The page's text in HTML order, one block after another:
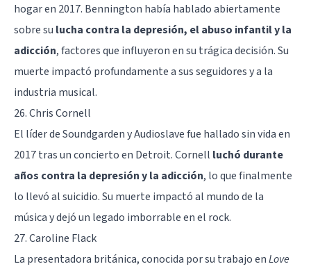
hogar en 2017. Bennington había hablado abiertamente
sobre su lucha contra la depresión, el abuso infantil y la
adicción, factores que influyeron en su trágica decisión. Su
muerte impactó profundamente a sus seguidores y a la
industria musical.
26. Chris Cornell
El líder de Soundgarden y Audioslave fue hallado sin vida en
2017 tras un concierto en Detroit. Cornell luchó durante
años contra la depresión y la adicción, lo que finalmente
lo llevó al suicidio. Su muerte impactó al mundo de la
música y dejó un legado imborrable en el rock.
27. Caroline Flack
La presentadora británica, conocida por su trabajo enLove